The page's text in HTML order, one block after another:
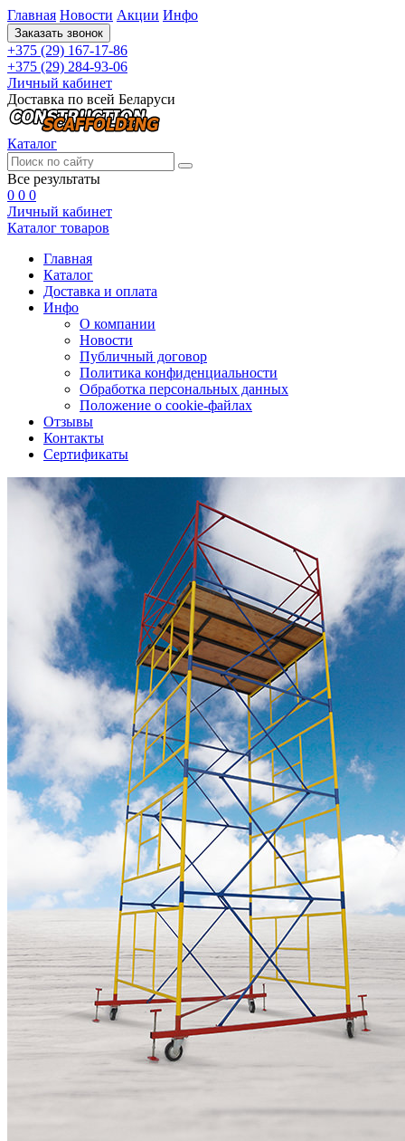
Главная Новости Акции Инфо
Заказать звонок
+375 (29) 167-17-86
+375 (29) 284-93-06
Личный кабинет
Доставка по всей Беларуси
Каталог
Все результаты
0 0 0
Личный кабинет
Каталог товаров
Главная
Каталог
Доставка и оплата
Инфо
О компании
Новости
Публичный договор
Политика конфиденциальности
Обработка персональных данных
Положение о cookie-файлах
Отзывы
Контакты
Сертификаты